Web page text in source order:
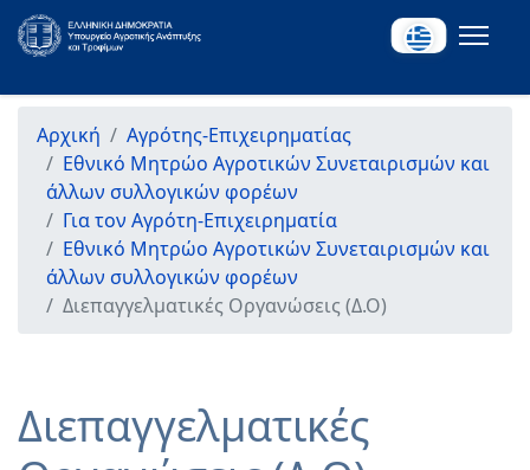
Αρχική
Αγρότης-Επιχειρηματίας
Εθνικό Μητρώο Αγροτικών Συνεταιρισμών και
άλλων συλλογικών φορέων
Για τον Αγρότη-Επιχειρηματία
Εθνικό Μητρώο Αγροτικών Συνεταιρισμών και
άλλων συλλογικών φορέων
Διεπαγγελματικές Οργανώσεις (Δ.Ο)
Διεπαγγελματικές